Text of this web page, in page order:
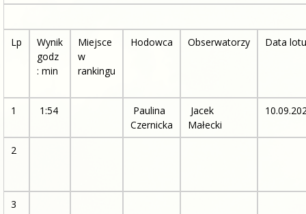
Lp
Wynik
godz
: min
Miejsce
w
rankingu
Hodowca Obserwatorzy Data lotu
1 1:54
Paulina
Czernicka
Jacek
Małecki
2
3